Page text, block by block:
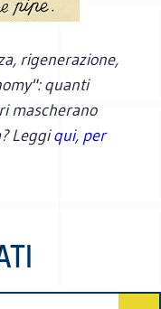
rigenerazione,
quanti
mascherano
Leggiqui, per